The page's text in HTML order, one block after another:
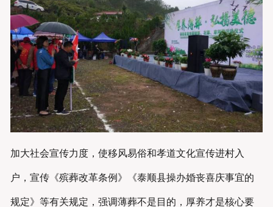
加大社会宣传力度，使移风易俗和孝道文化宣传进村入
户，宣传《殡葬改革条例》《泰顺县操办婚丧喜庆事宜的
规定》等有关规定，强调薄葬不是目的，厚养才是核心要